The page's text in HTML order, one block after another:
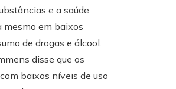
e a saúde
em baixos
de drogas e álcool.
disse que os
baixos níveis de uso